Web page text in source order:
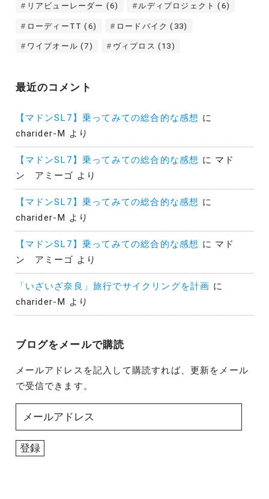
リアビューレーダー (6) ルディプロジェクト (6)
ローディーTT (6) ロードバイク (33)
ワイプオール (7) ヴィプロス (13)
最近のコメント
【マドンSL7】乗ってみての総合的な感想 に
charider-M
より
【マドンSL7】乗ってみての総合的な感想 に マド
ン アミーゴ より
【マドンSL7】乗ってみての総合的な感想 に
charider-M
より
【マドンSL7】乗ってみての総合的な感想 に マド
ン アミーゴ より
「いざいざ奈良」旅行でサイクリングを計画 に
charider-M
より
ブログをメールで購読
メールアドレスを記入して購読すれば、更新をメール
で受信できます。
ル
ア
登録